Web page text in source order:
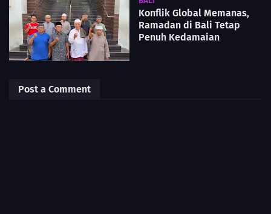
Konflik Global Memanas,
Ramadan di Bali Tetap
Penuh Kedamaian
Post a Comment